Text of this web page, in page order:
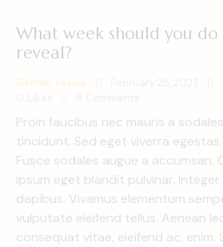
What week should you
reveal?
Gender reveal
Proin faucibus nec mauris a
tincidunt. Sed eget viverra
Fusce sodales augue a accumsan.
ipsum eget blandit pulvinar.
dapibus. Vivamus elementum
vulputate eleifend tellus. Aenean
consequat vitae, eleifend ac, enim.